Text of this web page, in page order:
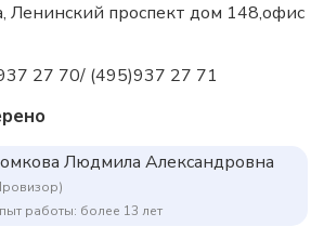
Ленинский проспект дом 148,офис
27 70/ (495)937 27 71
Людмила Александровна
работы: более 13 лет